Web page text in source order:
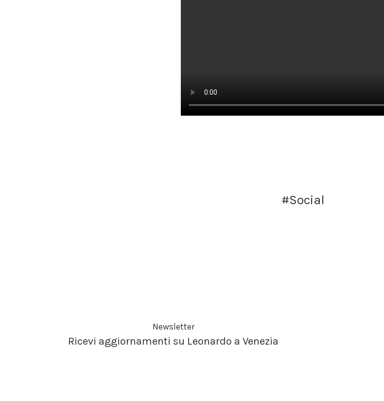
#Social
Newsletter
Ricevi aggiornamenti su Leonardo a Venezia